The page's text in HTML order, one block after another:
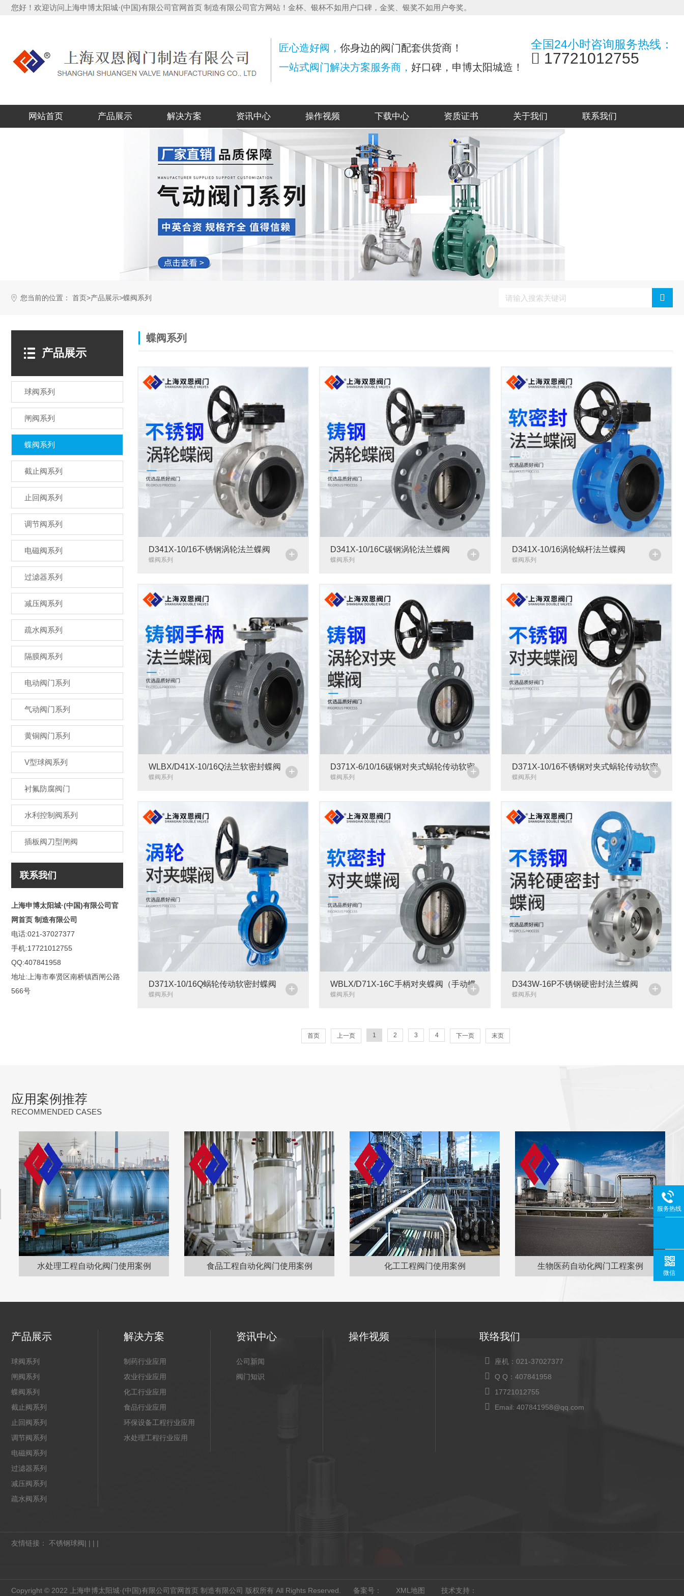
您好！欢迎访问上海申博太阳城·(中国)有限公司官网首页 制造有限公司官方网站！金杯、银杯不如用户口碑，金奖、银奖不如用户夸奖。
匠心造好阀， 你身边的阀门配套供货商！
一站式阀门解决方案服务商， 好口碑，申博太阳城造！
全国24小时咨询服务热线：
17721012755
网站首页 产品展示 解决方案 资讯中心 操作视频 下载中心 资质证书 关于我们 联系我们
您当前的位置： 首页 >产品展示>蝶阀系列
产品展示
球阀系列
闸阀系列
蝶阀系列
截止阀系列
止回阀系列
调节阀系列
电磁阀系列
过滤器系列
减压阀系列
疏水阀系列
隔膜阀系列
电动阀门系列
气动阀门系列
黄铜阀门系列
V型球阀系列
衬氟防腐阀门
水利控制阀系列
插板阀刀型闸阀
联系我们
上海申博太阳城·(中国)有限公司官
网首页 制造有限公司
电话:021-37027377
手机:17721012755
QQ:407841958
地址:上海市奉贤区南桥镇西闸公路
566号
蝶阀系列
D341X-10/16不锈钢涡轮法兰蝶阀
蝶阀系列 + D341X-10/16C碳钢涡轮法兰蝶阀
蝶阀系列 + D341X-10/16涡轮蜗杆法兰蝶阀
蝶阀系列 +
WLBX/D41X-10/16Q法兰软密封蝶阀
蝶阀系列 +
D371X-6/10/16碳钢对夹式蜗轮传动软密
封蝶阀
蝶阀系列 +
D371X-10/16不锈钢对夹式蜗轮传动软密
封蝶阀
蝶阀系列 +
D371X-10/16Q蜗轮传动软密封蝶阀
蝶阀系列 +
WBLX/D71X-16C手柄对夹蝶阀（手动蝶
阀）
蝶阀系列 + D343W-16P不锈钢硬密封法兰蝶阀
蝶阀系列 +
首页 上一页 1 2 3 4 下一页 末页
应用案例推荐
RECOMMENDED CASES
水处理工程自动化阀门使用案例 食品工程自动化阀门使用案例 化工工程阀门使用案例 生物医药自动化阀门工程案例
产品展示
球阀系列
闸阀系列
蝶阀系列
截止阀系列
止回阀系列
调节阀系列
电磁阀系列
过滤器系列
减压阀系列
疏水阀系列
解决方案
制药行业应用
农业行业应用
化工行业应用
食品行业应用
环保设备工程行业应用
水处理工程行业应用
资讯中心
公司新闻
阀门知识
操作视频 联络我们
座机：021-37027377
Q Q：407841958
17721012755
Email: 407841958@qq.com
友情链接： 不锈钢球阀| | | |
Copyright © 2022 上海申博太阳城·(中国)有限公司官网首页 制造有限公司 版权所有 All Rights Reserved. 备案号： XML地图 技术支持：
服务热线
微信